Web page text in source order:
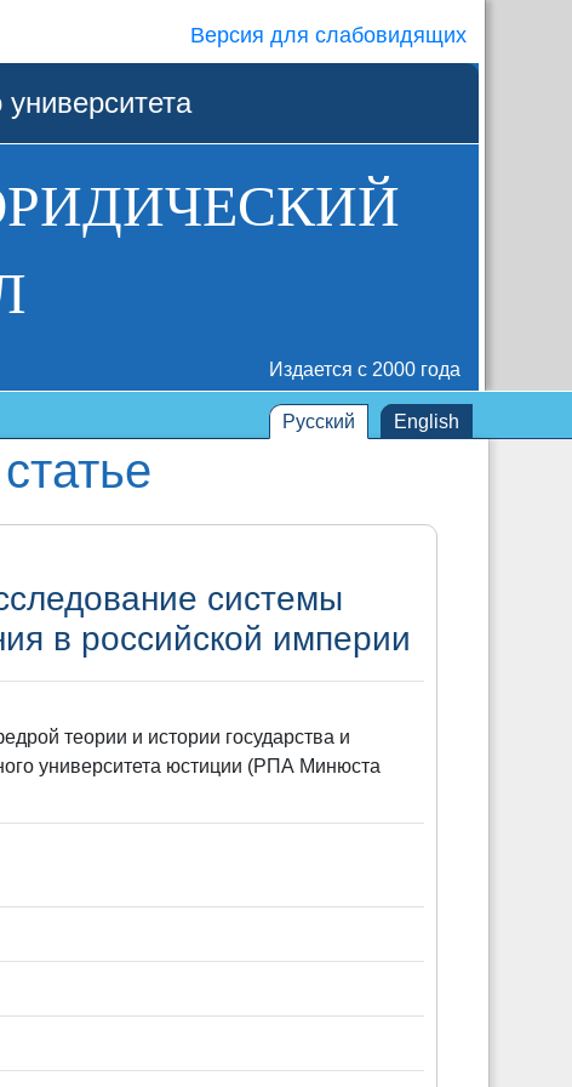
Версия для слабовидящих
Издается с 2000 года
Русский English
системы
в российской империи
теории и истории государства и
университета юстиции (РПА Минюста